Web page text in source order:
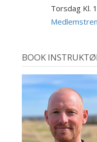
Torsdag Kl.
BOOK